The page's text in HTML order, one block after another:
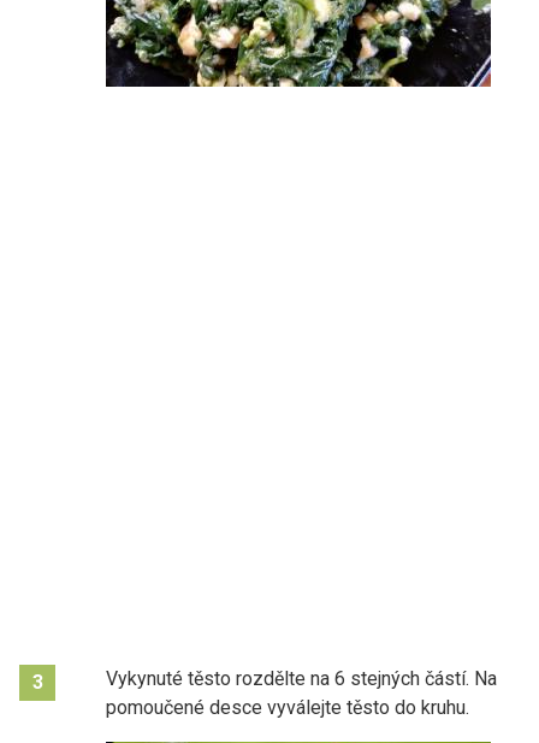
3
Vykynuté těsto rozdělte na 6 stejných částí. Na
pomoučené desce vyválejte těsto do kruhu.